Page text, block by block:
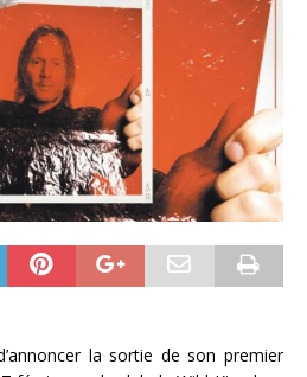
la sortie de son premier